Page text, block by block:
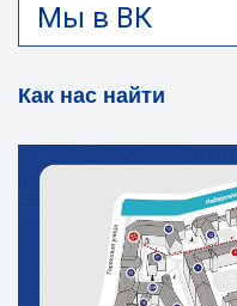
Мы в ВК
Как нас найти